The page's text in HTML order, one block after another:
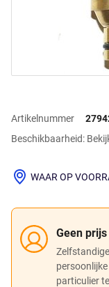
Artikelnummer
Beschikbaarheid:
Geen
particulier
WAAR OP